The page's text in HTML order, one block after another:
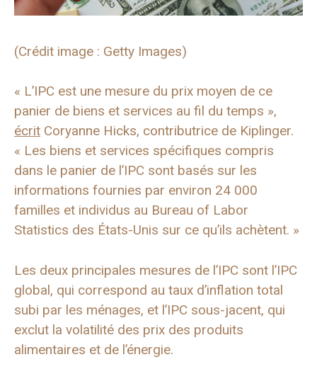
(Crédit image : Getty Images)
« L’IPC est une mesure du prix moyen de ce
panier de biens et services au fil du temps »,
écrit Coryanne Hicks, contributrice de Kiplinger.
« Les biens et services spécifiques compris
dans le panier de l’IPC sont basés sur les
informations fournies par environ 24 000
familles et individus au Bureau of Labor
Statistics des États-Unis sur ce qu’ils achètent. »
Les deux principales mesures de l’IPC sont l’IPC
global, qui correspond au taux d’inflation total
subi par les ménages, et l’IPC sous-jacent, qui
exclut la volatilité des prix des produits
alimentaires et de l’énergie.